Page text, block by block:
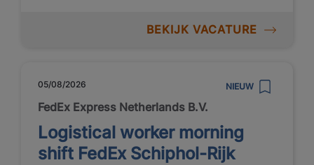
BEKIJK VACATURE
05/08/2026 NIEUW
FedEx Express Netherlands B.V.
Logistical worker morning
shift FedEx Schiphol-Rijk